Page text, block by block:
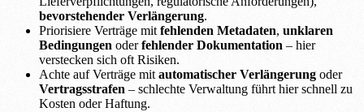
bevorstehender Verlängerung.
Priorisiere Verträge mit fehlenden Metadaten, unklaren
Bedingungen oderfehlender Dokumentation – hier
verstecken sich oft Risiken.
Achte auf Verträge mit automatischer Verlängerung oder
Vertragsstrafen – schlechte Verwaltung führt hier schnell zu
Kosten oder Haftung.